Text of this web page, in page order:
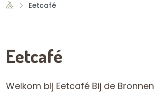
Eetcafé
Eetcafé
Welkom bij Eetcafé Bij de